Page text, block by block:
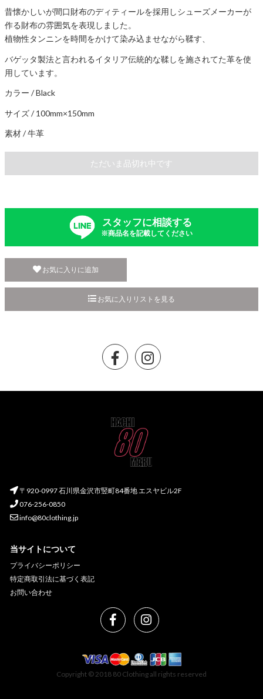
昔懐かしいが間口財布のディティールを採用しシューズメーカーが
作る財布の雰囲気を表現しました。
植物性タンニンを時間をかけて染み込ませながら鞣す、
バゲッタ製法と言われるイタリア伝統的な鞣しを施されてた革を使
用しています。
カラー / Black
サイズ / 100mm×150mm
素材 / 牛革
ただいま品切れ中です
スタッフに相談する
※商品名を記載してください
お気に入りに追加
お気に入りリストを見る
〒920-0997 石川県金沢市竪町84番地 エスヤビル2F
076-256-0850
info@80clothing.jp
当サイトについて
プライバシーポリシー
特定商取引法に基づく表記
お問い合わせ
Copyright © 2018 80 Clothing all rights reserved